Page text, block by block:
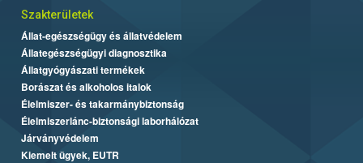
Szakterületek
Állat-egészségügy és állatvédelem
Állategészségügyi diagnosztika
Állatgyógyászati termékek
Borászat és alkoholos italok
Élelmiszer- és takarmánybiztonság
Élelmiszerlánc-biztonsági laborhálózat
Járványvédelem
Kiemelt ügyek, EUTR